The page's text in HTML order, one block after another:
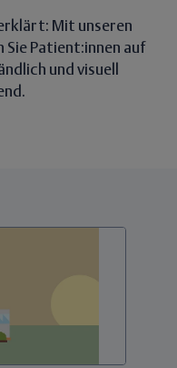
Mit unseren
Patient:innen auf
und visuell